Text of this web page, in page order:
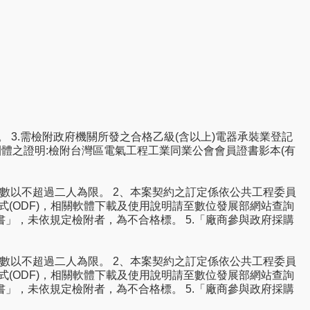
3.需檢附政府機關所發之合格乙級(含以上)電器承裝業登記
之證明:檢附台灣區電氣工程工業同業公會會員證書影本(有
以不超過二人為限。 2、本案契約之訂定係依公共工程委員
，相關軟體下載及使用說明請至數位發展部網站查詢
，未依規定檢附者，為不合格標。 5.「廠商參與政府採購
以不超過二人為限。 2、本案契約之訂定係依公共工程委員
，相關軟體下載及使用說明請至數位發展部網站查詢
，未依規定檢附者，為不合格標。 5.「廠商參與政府採購